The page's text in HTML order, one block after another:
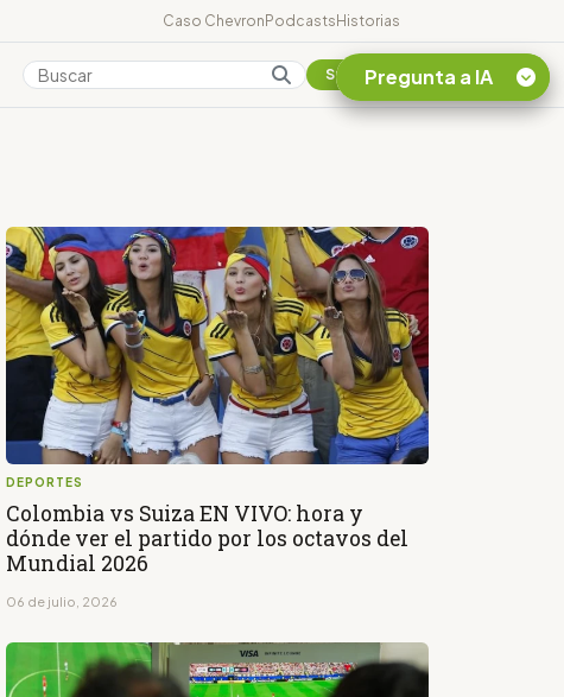
Caso ChevronPodcastsHistorias
Colombia Suscribirse
DEPORTES
Colombia vs Suiza EN VIVO: hora y
dónde ver el partido por los octavos del
Mundial 2026
06 de julio, 2026
Pregunta a IA
Listar destinos
turísticos de la
Amazonia Ecuatoriana
¿En que consiste la
tasa minera que rige en
Ecuador?